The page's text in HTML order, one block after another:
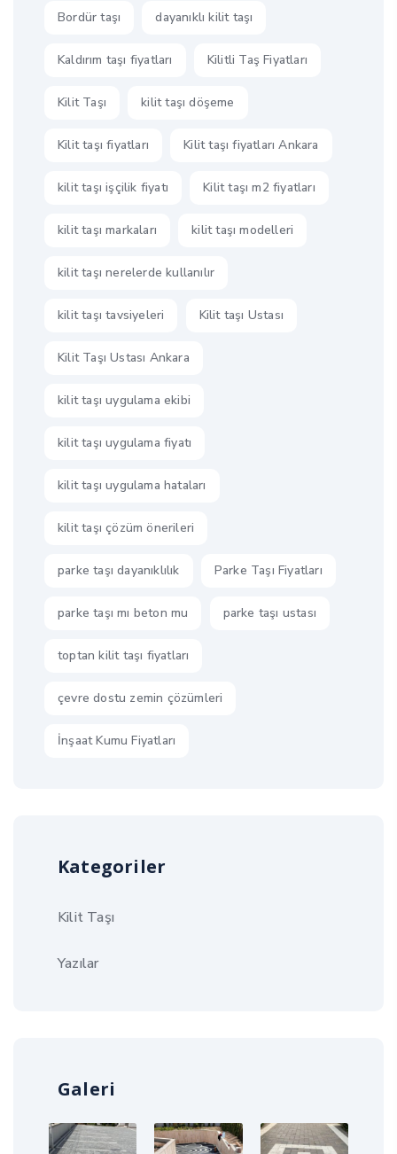
Bordür taşı dayanıklı kilit taşı
Kaldırım taşı fiyatları Kilitli Taş Fiyatları
Kilit Taşı kilit taşı döşeme
Kilit taşı fiyatları Kilit taşı fiyatları Ankara
kilit taşı işçilik fiyatı Kilit taşı m2 fiyatları
kilit taşı markaları kilit taşı modelleri
kilit taşı nerelerde kullanılır
kilit taşı tavsiyeleri Kilit taşı Ustası
Kilit Taşı Ustası Ankara
kilit taşı uygulama ekibi
kilit taşı uygulama fiyatı
kilit taşı uygulama hataları
kilit taşı çözüm önerileri
parke taşı dayanıklılık Parke Taşı Fiyatları
parke taşı mı beton mu parke taşı ustası
toptan kilit taşı fiyatları
çevre dostu zemin çözümleri
İnşaat Kumu Fiyatları
Kategoriler
Kilit Taşı
Yazılar
Galeri